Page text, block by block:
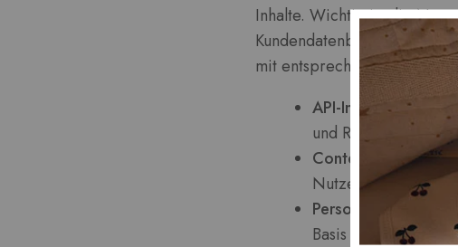
Inhalte. Wichtig ist die
Kundendatenbanken und
mit entsprechenden
API-Integration:
und
Content-Varianten:
Nutzersegment
Personalisierungs-
Basis des